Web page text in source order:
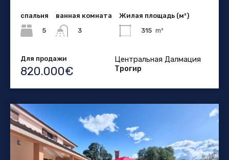
спальня
5
ванная комната
3
Жилая площадь (м²)
315 m²
Для продажи
820.000€
Центральная Далмация
Трогир